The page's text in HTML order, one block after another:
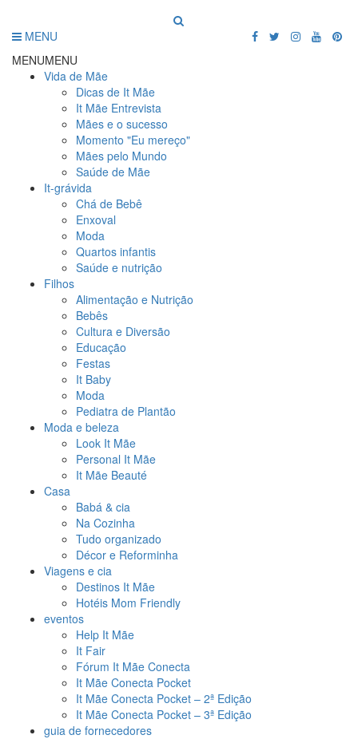
MENU
MENUMENU
Vida de Mãe
Dicas de It Mãe
It Mãe Entrevista
Mães e o sucesso
Momento "Eu mereço"
Mães pelo Mundo
Saúde de Mãe
It-grávida
Chá de Bebê
Enxoval
Moda
Quartos infantis
Saúde e nutrição
Filhos
Alimentação e Nutrição
Bebês
Cultura e Diversão
Educação
Festas
It Baby
Moda
Pediatra de Plantão
Moda e beleza
Look It Mãe
Personal It Mãe
It Mãe Beauté
Casa
Babá & cia
Na Cozinha
Tudo organizado
Décor e Reforminha
Viagens e cia
Destinos It Mãe
Hotéis Mom Friendly
eventos
Help It Mãe
It Fair
Fórum It Mãe Conecta
It Mãe Conecta Pocket
It Mãe Conecta Pocket – 2ª Edição
It Mãe Conecta Pocket – 3ª Edição
guia de fornecedores